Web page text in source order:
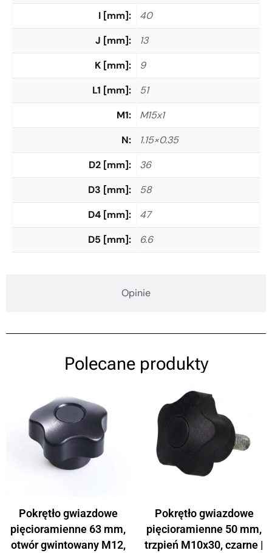
Opinie
I [mm]
40
J [mm]
13
K [mm]
9
L1 [mm]
51
M1
M15x1
N
1.15×0.35
D2 [mm]
36
D3 [mm]
58
D4 [mm]
47
D5 [mm]
6.6
Polecane produkty
Pokrętło gwiazdowe
pięcioramienne 63 mm,
otwór gwintowany M12,
Pokrętło gwiazdowe
pięcioramienne 50 mm,
trzpień M10x30, czarne |